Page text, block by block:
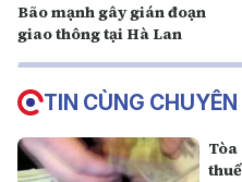
Bão mạnh gây gián đoạn
giao thông tại Hà Lan
TIN CÙNG